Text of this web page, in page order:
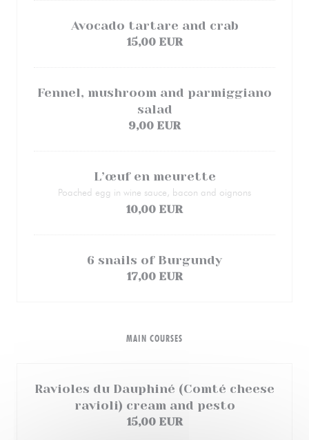
Avocado tartare and crab
15,00 EUR
Fennel, mushroom and parmiggiano
salad
9,00 EUR
L’œuf en meurette
Poached egg in wine sauce, bacon and oignons
10,00 EUR
6 snails of Burgundy
17,00 EUR
MAIN COURSES
Ravioles du Dauphiné (Comté cheese
ravioli) cream and pesto
15,00 EUR